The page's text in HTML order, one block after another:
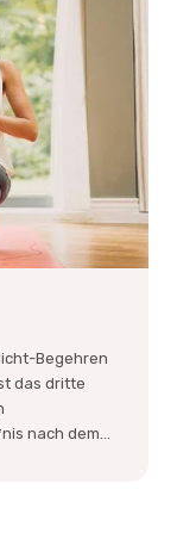
Begehren
das dritte
nach dem...